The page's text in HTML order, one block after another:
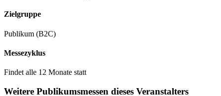
Zusätzlich können die angrenzenden Flughafenparkplätze genutzt
werden.
Dank des dynamischen Parkleitsystems findet sich problemlos der
nächstgelegene freie Parkplatz. Reisende folgen dazu einfach den
Zielgruppe
Publikum (B2C)
Messezyklus
Findet alle 12 Monate statt
Weitere Publikumsmessen dieses Veranstalters